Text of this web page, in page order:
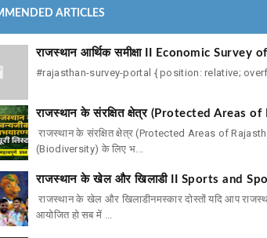
ARTICLES
राजस्थान आर्थिक समीक्षा II Economic
#rajasthan-survey-portal { position: relative;
राजस्थान के संरक्षित क्षेत्र (Protected Areas
राजस्थान के संरक्षित क्षेत्र (Protected Areas of
(Biodiversity) के लिए भ...
राजस्थान के खेल और खिलाडी II Sports and
राजस्थान के खेल और खिलाडीनमस्कार दोस्तों यदि आप राजस्थान
आयोजित हो सब में ...